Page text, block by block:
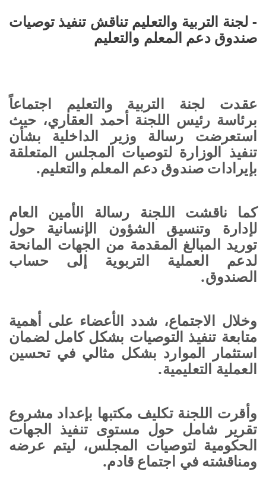
- لجنة التربية والتعليم تناقش تنفيذ توصيات
صندوق دعم المعلم والتعليم
عقدت لجنة التربية والتعليم اجتماعاً
برئاسة رئيس اللجنة أحمد العقاري، حيث
استعرضت رسالة وزير الداخلية بشأن
تنفيذ الوزارة لتوصيات المجلس المتعلقة
بإيرادات صندوق دعم المعلم والتعليم.
كما ناقشت اللجنة رسالة الأمين العام
لإدارة وتنسيق الشؤون الإنسانية حول
توريد المبالغ المقدمة من الجهات المانحة
لدعم العملية التربوية إلى حساب
الصندوق.
وخلال الاجتماع، شدد الأعضاء على أهمية
متابعة تنفيذ التوصيات بشكل كامل لضمان
استثمار الموارد بشكل مثالي في تحسين
العملية التعليمية.
وأقرت اللجنة تكليف مكتبها بإعداد مشروع
تقرير شامل حول مستوى تنفيذ الجهات
الحكومية لتوصيات المجلس، ليتم عرضه
ومناقشته في اجتماع قادم.